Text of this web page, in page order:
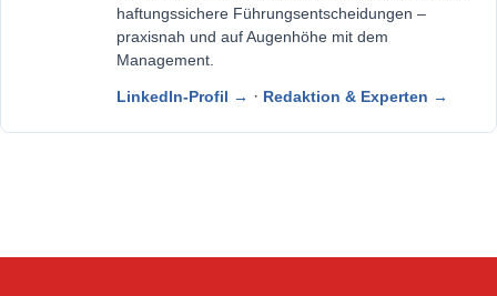
haftungssichere Führungsentscheidungen –
praxisnah und auf Augenhöhe mit dem
Management.
LinkedIn-Profil → · Redaktion & Experten →